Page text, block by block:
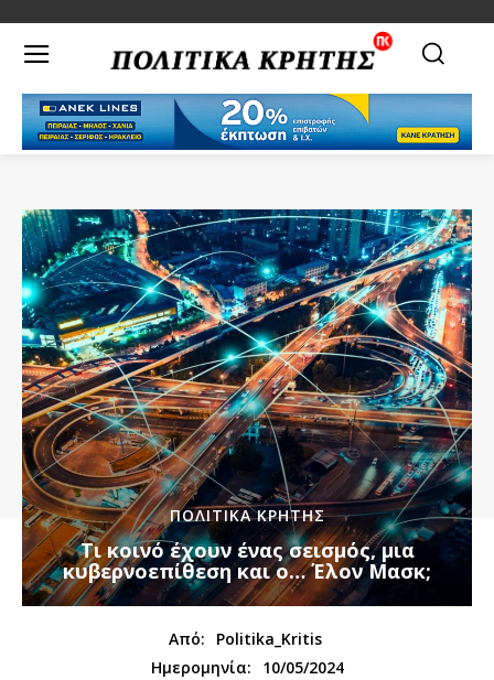
ΠΟΛΙΤΙΚΆ ΚΡΉΤΗΣ
Τι κοινό έχουν ένας σεισμός, μια
κυβερνοεπίθεση και ο… Έλον Μασκ;
Από:
Politika_Kritis
Ημερομηνία:
10/05/2024